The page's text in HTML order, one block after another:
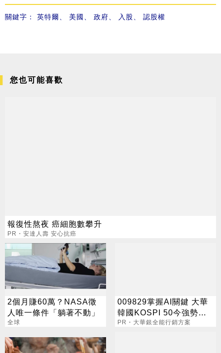
關鍵字： 英特爾 美國 政府 入股 認股權
您也可能喜歡
報復性熬夜 癌細胞數攀升
PR・安達人壽 安心抗癌
2個月賺60萬？NASA徵
人唯一條件「躺著不動」
全球
009829掌握AI關鍵 大華
韓國KOSPI 50今強勢開
募
PR・大華銀全能行銷方案